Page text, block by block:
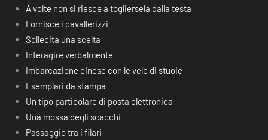
A volte non si riesce a togliersela dalla testa
Fornisce i cavallerizzi
Sollecita una scelta
Interagire verbalmente
Imbarcazione cinese con le vele di stuoie
Esemplari da stampa
Un tipo particolare di posta elettronica
Una mossa degli scacchi
Passaggio tra i filari